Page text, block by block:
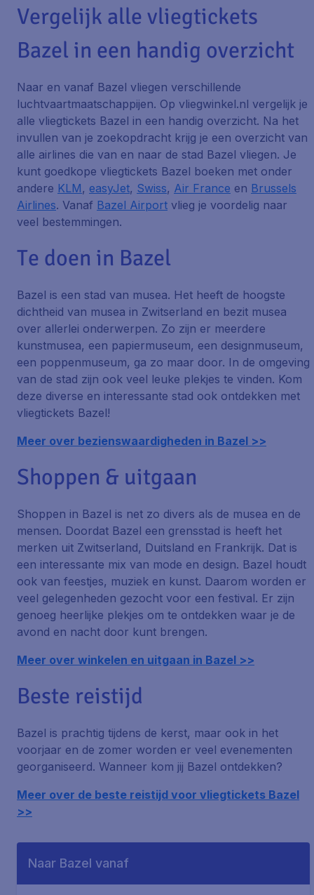
Vergelijk alle vliegtickets
Bazel in een handig overzicht
Naar en vanaf Bazel vliegen verschillende
luchtvaartmaatschappijen. Op vliegwinkel.nl vergelijk je
alle vliegtickets Bazel in een handig overzicht. Na het
invullen van je zoekopdracht krijg je een overzicht van
alle airlines die van en naar de stad Bazel vliegen. Je
kunt goedkope vliegtickets Bazel boeken met onder
andere KLM, easyJet, Swiss, Air France en Brussels
Airlines. Vanaf Bazel Airport vlieg je voordelig naar
veel bestemmingen.
Te doen in Bazel
Bazel is een stad van musea. Het heeft de hoogste
dichtheid van musea in Zwitserland en bezit musea
over allerlei onderwerpen. Zo zijn er meerdere
kunstmusea, een papiermuseum, een designmuseum,
een poppenmuseum, ga zo maar door. In de omgeving
van de stad zijn ook veel leuke plekjes te vinden. Kom
deze diverse en interessante stad ook ontdekken met
vliegtickets Bazel!
Meer over bezienswaardigheden in Bazel >>
Shoppen & uitgaan
Shoppen in Bazel is net zo divers als de musea en de
mensen. Doordat Bazel een grensstad is heeft het
merken uit Zwitserland, Duitsland en Frankrijk. Dat is
een interessante mix van mode en design. Bazel houdt
ook van feestjes, muziek en kunst. Daarom worden er
veel gelegenheden gezocht voor een festival. Er zijn
genoeg heerlijke plekjes om te ontdekken waar je de
avond en nacht door kunt brengen.
Meer over winkelen en uitgaan in Bazel >>
Beste reistijd
Bazel is prachtig tijdens de kerst, maar ook in het
voorjaar en de zomer worden er veel evenementen
georganiseerd. Wanneer kom jij Bazel ontdekken?
Meer over de beste reistijd voor vliegtickets Bazel
>>
Naar Bazel vanaf